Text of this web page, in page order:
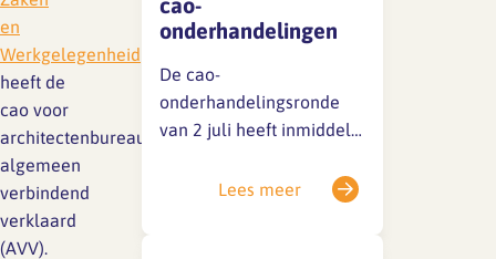
Lief en leed
Branche analyse en
onderzoek
Rapport Arbeidszaken 2025
Rapport Arbeidszaken 2024
Gedragscode
Vertrouwenspersoon
Handreikingen
Kantooromgeving
en
Werkgelegenheid
heeft de
cao voor
architectenbureaus
algemeen
verbindend
verklaard
(AVV).
onderhandelingen
De cao-
onderhandelingsronde
van 2 juli heeft inmiddels
sociale partners zijn nog
Lees meer